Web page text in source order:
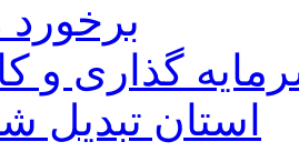
گذاری و
استان